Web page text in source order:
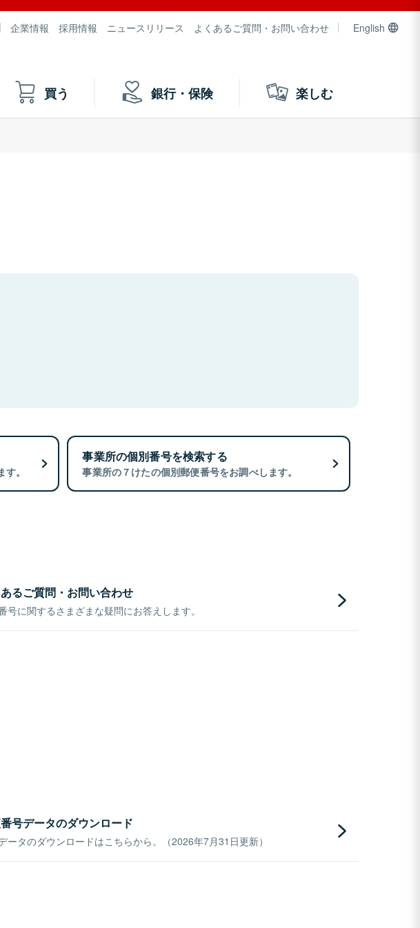
企業情報 採用情報 ニュースリリース よくあるご質問・お問い合わせ English
買う 銀行・保険 楽しむ
。
事業所の個別番号を検索する
事業所の７けたの個別郵便番号をお調べします。
るご質問・お問い合わせ
号に関するさまざまな疑問にお答えします。
号データのダウンロード
ータのダウンロードはこちらから。（2026年7月31日更新）